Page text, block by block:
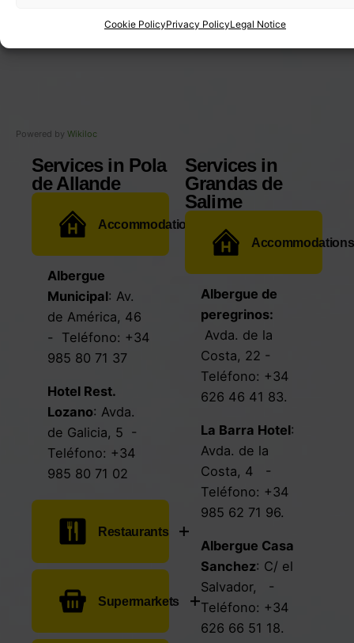
Cookie PolicyPrivacy PolicyLegal Notice
Powered by Wikiloc
Services in Pola
de Allande
Accommodations
Albergue
Municipal: Av.
de América, 46
- Teléfono: +34
985 80 71 37
Hotel Rest.
Lozano: Avda.
de Galicia, 5 -
Teléfono: +34
985 80 71 02
Restaurants
Avda. de Galicia,
Supermarkets
Services in
Grandas de
Salime
Accommodations
Albergue de
peregrinos:
Avda. de la
Costa, 22 -
Teléfono: +34
626 46 41 83.
La Barra Hotel:
Avda. de la
Costa, 4
-
Teléfono: +34
985 62 71 96.
Albergue Casa
Sanchez: C/ el
Salvador,
-
Teléfono: +34
626 66 51 18.